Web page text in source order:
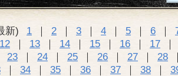
新) 1 ｜ 2 ｜ 3 ｜ 4 ｜ 5 ｜ 6 ｜
12 ｜ 13 ｜ 14 ｜ 15 ｜ 16 ｜ 17
｜
23 ｜ 24 ｜ 25 ｜ 26 ｜ 27 ｜ 28
｜ 34 ｜ 35 ｜ 36 ｜ 37 ｜ 38 ｜